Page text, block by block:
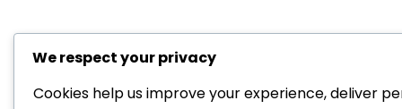
We respect your privacy
Cookies help us improve your experience, deliver